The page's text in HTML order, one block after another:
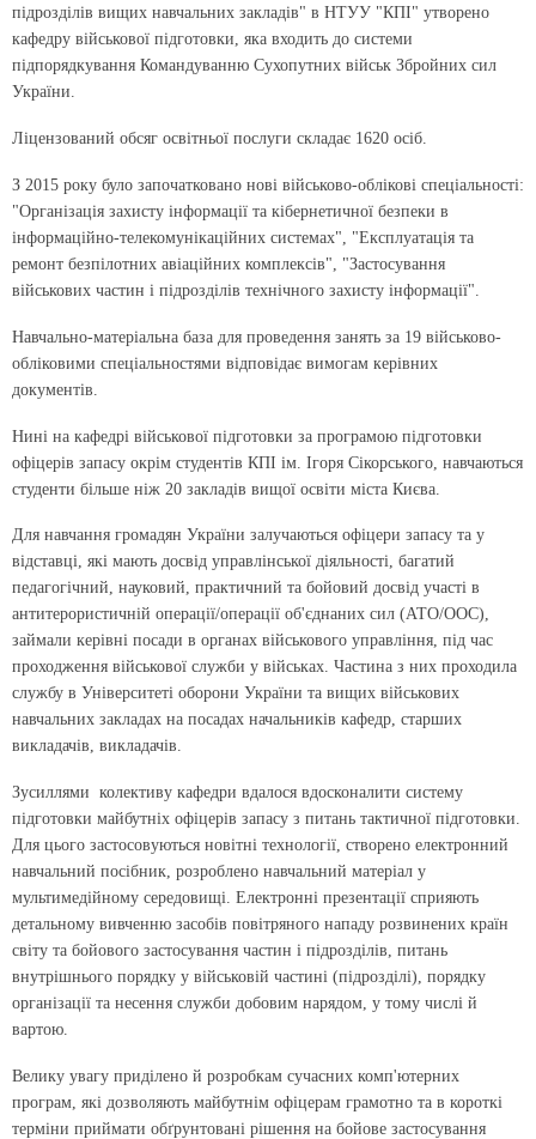
підрозділів вищих навчальних закладів" в НТУУ "КПІ" утворено
кафедру військової підготовки, яка входить до системи
підпорядкування Командуванню Сухопутних військ Збройних сил
України.
Ліцензований обсяг освітньої послуги складає 1620 осіб.
З 2015 року було започатковано нові військово-облікові спеціальності:
"Організація захисту інформації та кібернетичної безпеки в
інформаційно-телекомунікаційних системах", "Експлуатація та
ремонт безпілотних авіаційних комплексів", "Застосування
військових частин і підрозділів технічного захисту інформації".
Навчально-матеріальна база для проведення занять за 19 військово-
обліковими спеціальностями відповідає вимогам керівних
документів.
Нині на кафедрі військової підготовки за програмою підготовки
офіцерів запасу окрім студентів КПІ ім. Ігоря Сікорського, навчаються
студенти більше ніж 20 закладів вищої освіти міста Києва.
Для навчання громадян України залучаються офіцери запасу та у
відставці, які мають досвід управлінської діяльності, багатий
педагогічний, науковий, практичний та бойовий досвід участі в
антитерористичній операції/операції об'єднаних сил (АТО/ООС),
займали керівні посади в органах військового управління, під час
проходження військової служби у військах. Частина з них проходила
службу в Університеті оборони України та вищих військових
навчальних закладах на посадах начальників кафедр, старших
викладачів, викладачів.
Зусиллями колективу кафедри вдалося вдосконалити систему
підготовки майбутніх офіцерів запасу з питань тактичної підготовки.
Для цього застосовуються новітні технології, створено електронний
навчальний посібник, розроблено навчальний матеріал у
мультимедійному середовищі. Електронні презентації сприяють
детальному вивченню засобів повітряного нападу розвинених країн
світу та бойового застосування частин і підрозділів, питань
внутрішнього порядку у військовій частині (підрозділі), порядку
організації та несення служби добовим нарядом, у тому числі й
вартою.
Велику увагу приділено й розробкам сучасних комп'ютерних
програм, які дозволяють майбутнім офіцерам грамотно та в короткі
терміни приймати обґрунтовані рішення на бойове застосування